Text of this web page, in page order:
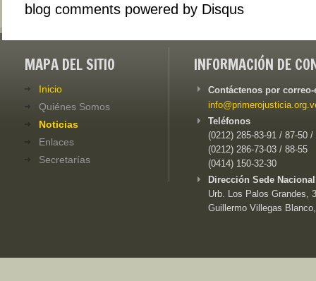
blog comments powered by Disqus
MAPA DEL SITIO
Inicio
Quiénes Somos
Noticias
Enlaces
Secretarías
INFORMACIÓN DE
Contáctenos por
Teléfonos
(0212) 285-83-91 / 87-50 /
(0212) 286-73-03 / 88-55
(0414) 150-32-30
Dirección Sede
Urb. Los Palos Grandes,
Guillermo Villegas